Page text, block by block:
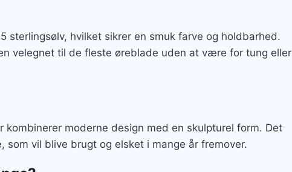
sterlingsølv, hvilket sikrer en smuk farve og holdbarhed.
velegnet til de fleste øreblade uden at være for tung eller
moderne design med en skulpturel form. Det
vil blive brugt og elsket i mange år fremover.